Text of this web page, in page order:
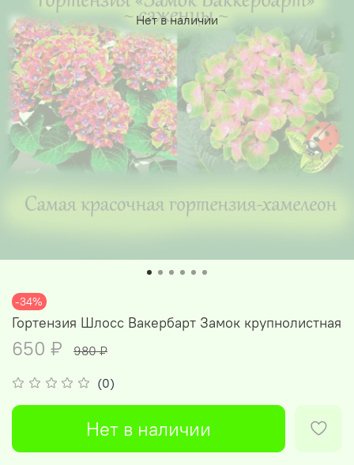
Нет в наличии
-34%
(0)
Гортензия Шлосс Вакербарт Замок крупнолистная
650 ₽ 980 ₽
Нет в наличии